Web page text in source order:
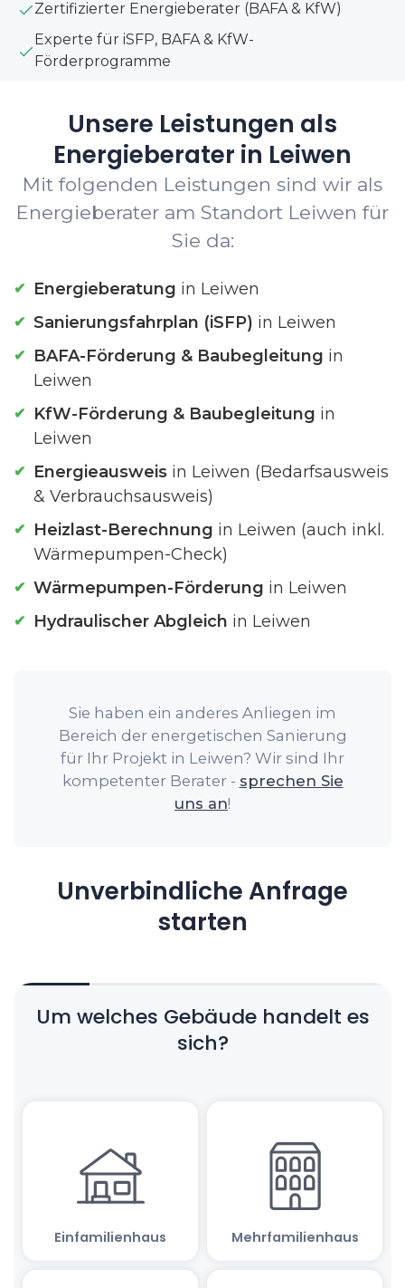
Zertifizierter Energieberater (BAFA & KfW)
Experte für iSFP, BAFA & KfW-
Förderprogramme
Unsere Leistungen als
Energieberater in Leiwen
Mit folgenden Leistungen sind wir als
Energieberater am Standort Leiwen für
Sie da:
Energieberatung in Leiwen
Sanierungsfahrplan (iSFP) in Leiwen
BAFA-Förderung & Baubegleitung in
Leiwen
KfW-Förderung & Baubegleitung in
Leiwen
Energieausweis in Leiwen (Bedarfsausweis
& Verbrauchsausweis)
Heizlast-Berechnung in Leiwen (auch inkl.
Wärmepumpen-Check)
Wärmepumpen-Förderung in Leiwen
Hydraulischer Abgleich in Leiwen
Sie haben ein anderes Anliegen im
Bereich der energetischen Sanierung
für Ihr Projekt in Leiwen? Wir sind Ihr
kompetenter Berater - sprechen Sie
uns an!
Unverbindliche Anfrage
starten